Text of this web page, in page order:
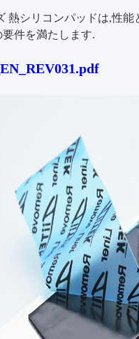
熱シリコンパッドは,性
件を満たします.